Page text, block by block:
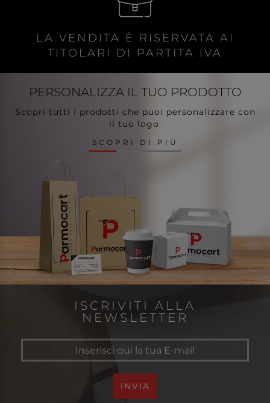
LA VENDITA È RISERVATA AI
TITOLARI DI PARTITA IVA
PERSONALIZZA IL TUO PRODOTTO
Scopri tutti i prodotti che puoi personalizzare con
il tuo logo.
SCOPRI DI PIÙ
ISCRIVITI ALLA
NEWSLETTER
INVIA